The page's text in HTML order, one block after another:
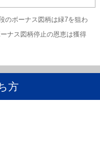
のボーナス図柄は緑7を狙わ
ナス図柄停止の恩恵は獲得
方